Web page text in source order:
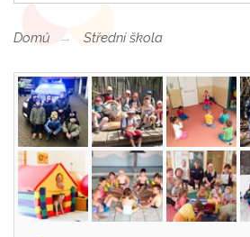
Domů Střední škola